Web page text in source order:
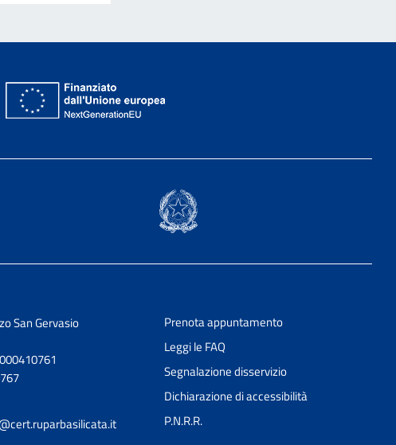
San Gervasio
Prenota appuntamento
Leggi le FAQ
Segnalazione disservizio
Dichiarazione di accessibilità
P.N.R.R.